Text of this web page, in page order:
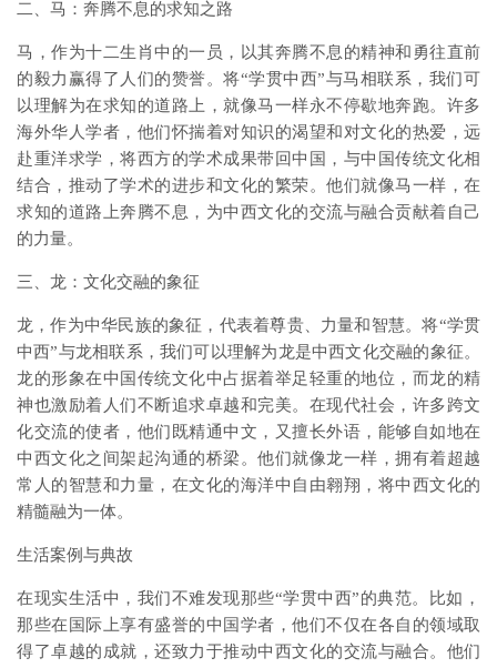
二、马：奔腾不息的求知之路
马，作为十二生肖中的一员，以其奔腾不息的精神和勇往直前
的毅力赢得了人们的赞誉。将“学贯中西”与马相联系，我们可
以理解为在求知的道路上，就像马一样永不停歇地奔跑。许多
海外华人学者，他们怀揣着对知识的渴望和对文化的热爱，远
赴重洋求学，将西方的学术成果带回中国，与中国传统文化相
结合，推动了学术的进步和文化的繁荣。他们就像马一样，在
求知的道路上奔腾不息，为中西文化的交流与融合贡献着自己
的力量。
三、龙：文化交融的象征
龙，作为中华民族的象征，代表着尊贵、力量和智慧。将“学贯
中西”与龙相联系，我们可以理解为龙是中西文化交融的象征。
龙的形象在中国传统文化中占据着举足轻重的地位，而龙的精
神也激励着人们不断追求卓越和完美。在现代社会，许多跨文
化交流的使者，他们既精通中文，又擅长外语，能够自如地在
中西文化之间架起沟通的桥梁。他们就像龙一样，拥有着超越
常人的智慧和力量，在文化的海洋中自由翱翔，将中西文化的
精髓融为一体。
生活案例与典故
在现实生活中，我们不难发现那些“学贯中西”的典范。比如，
那些在国际上享有盛誉的中国学者，他们不仅在各自的领域取
得了卓越的成就，还致力于推动中西文化的交流与融合。他们